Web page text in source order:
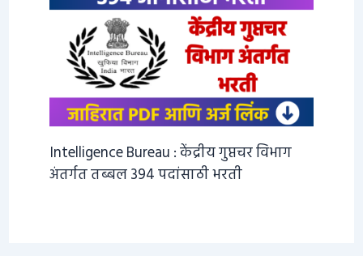
Intelligence Bureau : केंद्रीय गुप्तचर विभाग
अंतर्गत तब्बल 394 पदांसाठी भरती